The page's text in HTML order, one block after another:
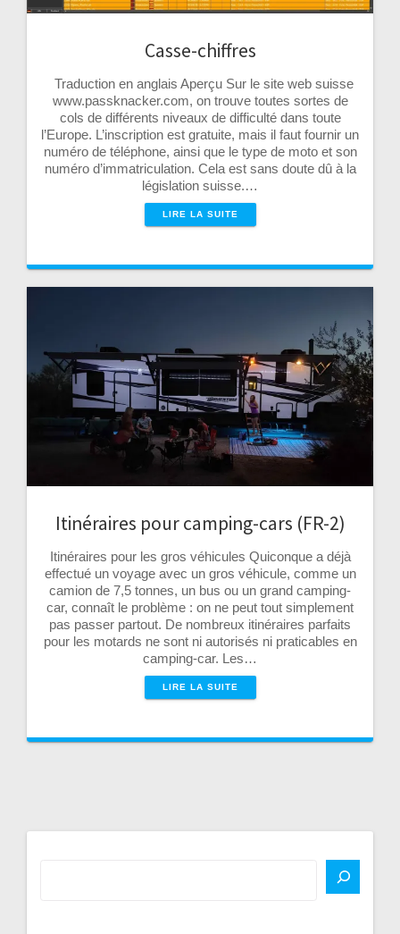
Casse-chiffres
Traduction en anglais Aperçu Sur le site web suisse
www.passknacker.com, on trouve toutes sortes de
cols de différents niveaux de difficulté dans toute
l’Europe. L’inscription est gratuite, mais il faut fournir un
numéro de téléphone, ainsi que le type de moto et son
numéro d’immatriculation. Cela est sans doute dû à la
législation suisse.…
LIRE LA SUITE
Itinéraires pour camping-cars (FR-2)
Itinéraires pour les gros véhicules Quiconque a déjà
effectué un voyage avec un gros véhicule, comme un
camion de 7,5 tonnes, un bus ou un grand camping-
car, connaît le problème : on ne peut tout simplement
pas passer partout. De nombreux itinéraires parfaits
pour les motards ne sont ni autorisés ni praticables en
camping-car. Les…
LIRE LA SUITE